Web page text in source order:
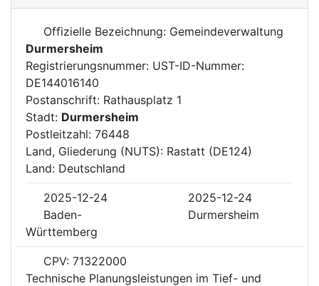
Offizielle Bezeichnung: Gemeindeverwaltung
Durmersheim
Registrierungsnummer: UST-ID-Nummer:
DE144016140
Postanschrift: Rathausplatz 1
Stadt: Durmersheim
Postleitzahl: 76448
Land, Gliederung (NUTS): Rastatt (DE124)
Land: Deutschland
2025-12-24
2025-12-24
Baden-
Württemberg
Durmersheim
CPV: 71322000
Technische Planungsleistungen im Tief- und